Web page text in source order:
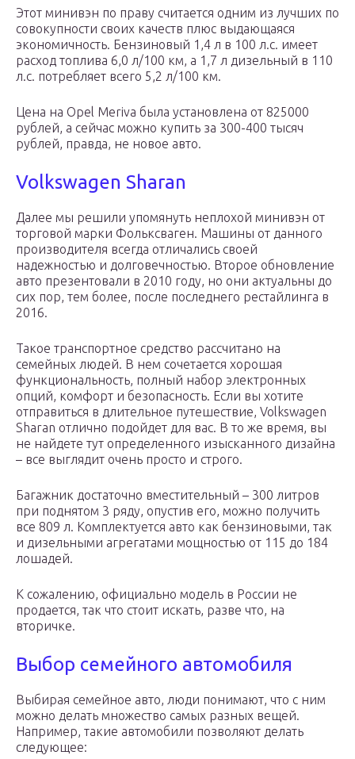
Этот минивэн по праву считается одним из лучших по
совокупности своих качеств плюс выдающаяся
экономичность. Бензиновый 1,4 л в 100 л.с. имеет
расход топлива 6,0 л/100 км, а 1,7 л дизельный в 110
л.с. потребляет всего 5,2 л/100 км.
Цена на Opel Meriva была установлена от 825000
рублей, а сейчас можно купить за 300-400 тысяч
рублей, правда, не новое авто.
Volkswagen Sharan
Далее мы решили упомянуть неплохой минивэн от
торговой марки Фольксваген. Машины от данного
производителя всегда отличались своей
надежностью и долговечностью. Второе обновление
авто презентовали в 2010 году, но они актуальны до
сих пор, тем более, после последнего рестайлинга в
2016.
Такое транспортное средство рассчитано на
семейных людей. В нем сочетается хорошая
функциональность, полный набор электронных
опций, комфорт и безопасность. Если вы хотите
отправиться в длительное путешествие, Volkswagen
Sharan отлично подойдет для вас. В то же время, вы
не найдете тут определенного изысканного дизайна
– все выглядит очень просто и строго.
Багажник достаточно вместительный – 300 литров
при поднятом 3 ряду, опустив его, можно получить
все 809 л. Комплектуется авто как бензиновыми, так
и дизельными агрегатами мощностью от 115 до 184
лошадей.
К сожалению, официально модель в России не
продается, так что стоит искать, разве что, на
вторичке.
Выбор семейного автомобиля
Выбирая семейное авто, люди понимают, что с ним
можно делать множество самых разных вещей.
Например, такие автомобили позволяют делать
следующее: